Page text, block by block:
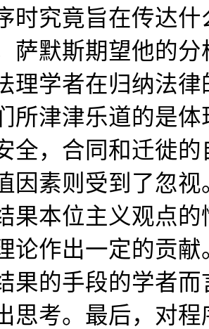
时究竟旨在传达
萨默斯期望他的
理学者在归纳法
所津津乐道的是
全，合同和迁徙
因素则受到了忽
果本位主义观点
论作出一定的贡
果的手段的学者
思考。最后，对